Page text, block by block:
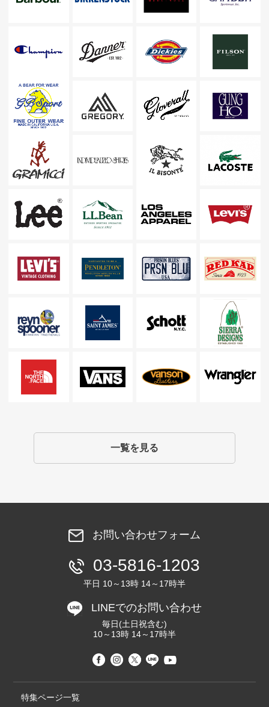
一覧を見る
お問い合わせフォーム
03-5816-1203
平日 10～13時 14～17時半
LINEでのお問い合わせ
毎日(土日祝含む)
10～13時 14～17時半
特集ページ一覧